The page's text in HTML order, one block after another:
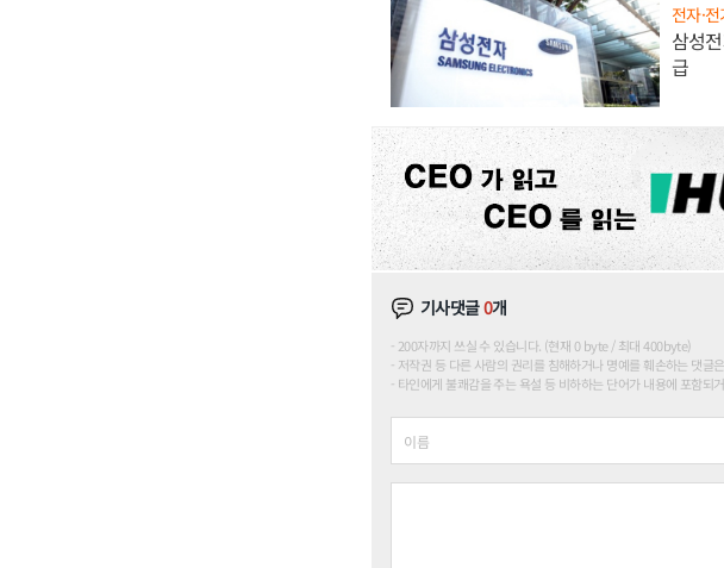
전자·
삼성
급
기사댓글0개
200자까지 쓰실 수 있습니다. (현재 0 byte / 최대 400byte)
저작권 등 다른 사람의 권리를 침해하거나 명예를 훼손하는 댓글
타인에게 불쾌감을 주는 욕설 등 비하하는 단어가 내용에 포함되